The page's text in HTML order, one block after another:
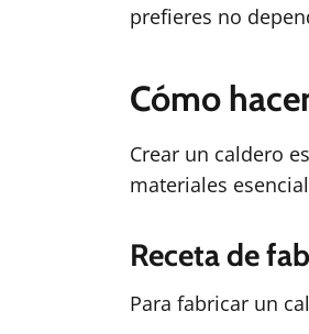
prefieres no
Cómo
Crear un caldero
materiales
Receta de
Para fabricar un